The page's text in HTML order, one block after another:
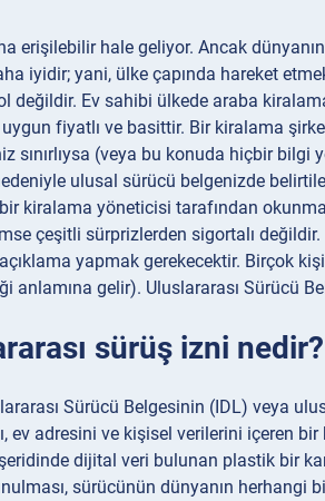
erişilebilir hale geliyor. Ancak
iyidir; yani, ülke çapında hareket
değildir. Ev sahibi ülkede araba
uygun fiyatlı ve basittir. Bir kiralama
sınırlıysa (veya bu konuda hiçbir
ulusal sürücü belgenizde
kiralama yöneticisi tarafından
çeşitli sürprizlerden sigortalı
yapmak gerekecektir. Birçok
anlamına gelir). Uluslararası Sürücü
sürüş izni nedir?
Sürücü Belgesinin (IDL) veya
ev adresini ve kişisel verilerini içeren
dijital veri bulunan plastik bir
sürücünün dünyanın herhangi